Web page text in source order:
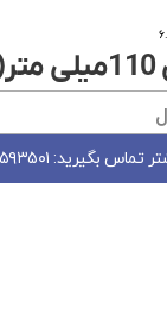
بگیرید: ۰۹۱۴۱۵۹۳۵۰۱